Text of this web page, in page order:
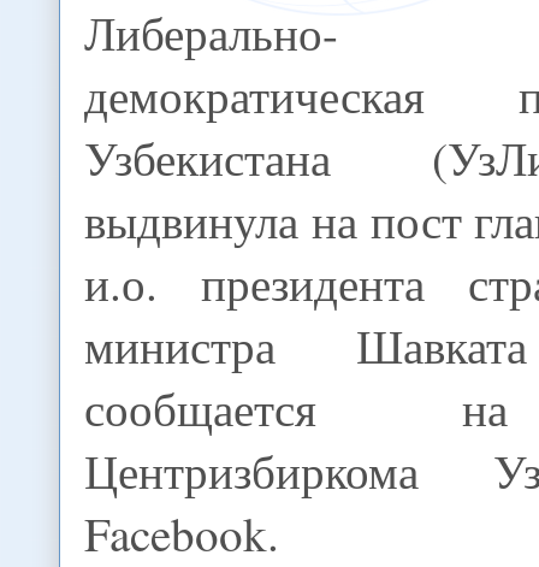
Либерально-
демократическая
Узбекистана
выдвинула на пост
и.о. президента
министра
сообщается
Центризбиркома
Facebook.